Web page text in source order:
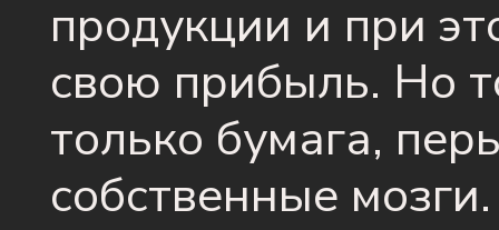
продукции и при
свою прибыль. Но
только бумага,
собственные мозги.